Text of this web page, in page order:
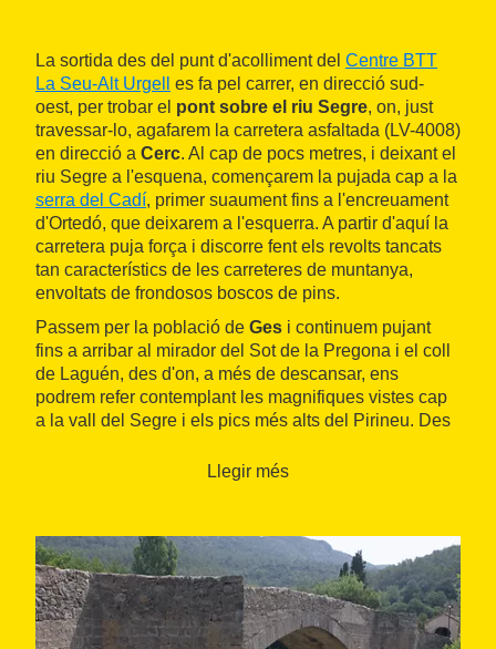
La sortida des del punt d'acolliment del Centre BTT
La Seu-Alt Urgell
es fa pel carrer, en direcció sud-
oest, per trobar el pont sobre el riu Segre, on, just
travessar-lo, agafarem la carretera asfaltada (LV-4008)
en direcció a Cerc. Al cap de pocs metres, i deixant el
riu Segre a l'esquena, començarem la pujada cap a la
serra del Cadí, primer suaument fins a l'encreuament
d'Ortedó, que deixarem a l'esquerra. A partir d'aquí la
carretera puja força i discorre fent els revolts tancats
tan característics de les carreteres de muntanya,
envoltats de frondosos boscos de pins.
Passem per la població de Ges i continuem pujant
fins a arribar al mirador del Sot de la Pregona i el coll
de Laguén, des d'on, a més de descansar, ens
podrem refer contemplant les magnifiques vistes cap
a la vall del Segre i els pics més alts del Pirineu. Des
lleu baixada. Un cop passada la població, la carretera
volta al Cadí del Centre BTT de l'Alt Urgell i la ruta
negra número 15, aquesta última en sentit contrari.
A la mateixa població, prenem la pista de terra, en bon
estat però amb molta pedra solta, i baixem fins almolí
de Fórnols. Travessem la carretera i agafem la pista
Llegir més